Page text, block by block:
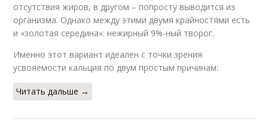
отсутствия жиров, в другом – попросту выводится из
организма. Однако между этими двумя крайностями есть
и «золотая середина»: нежирный 9%-ный творог.
Именно этот вариант идеален с точки зрения
усвояемости кальция по двум простым причинам:
Читать дальше →